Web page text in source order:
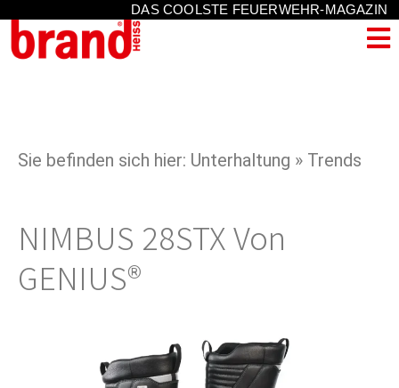
DAS COOLSTE FEUERWEHR-MAGAZIN
Sie befinden sich hier: Unterhaltung » Trends
NIMBUS 28STX Von
GENIUS®